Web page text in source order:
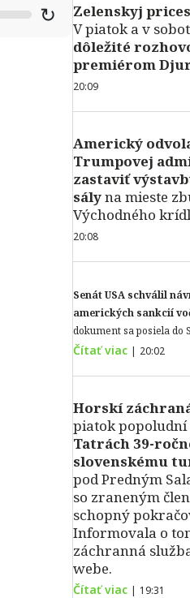
↻
Zelenskyj
V piatok a v
dôležité
premiérom
20:09
Americký
Trumpovej
zastaviť
sályna mieste
Východného
20:08
Senát USA schválil
amerických sankcií
dokument sa posiela do
Čítať viac | 20:02
Horskí
piatok popoludní
Tatrách 39-
slovenskému
pod Predným
so zraneným
schopný
Informovala o
záchranná
webe.
Čítať viac | 19:31